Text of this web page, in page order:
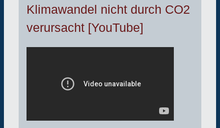
Klimawandel nicht durch CO2
verursacht [YouTube]